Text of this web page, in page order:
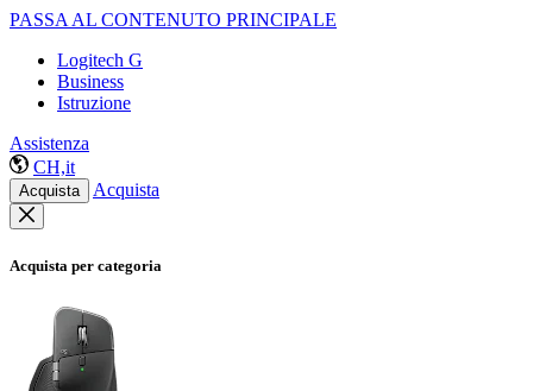
PASSA AL CONTENUTO PRINCIPALE
Logitech G
Business
Istruzione
Assistenza
CH,it
Acquista Acquista
Acquista per categoria